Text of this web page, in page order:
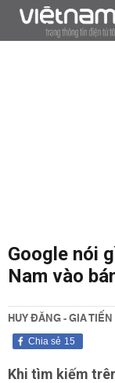
Google nói
Nam vào
HUY ĐĂNG - GIA TIẾN
15
Chia sẻ
Khi tìm kiếm